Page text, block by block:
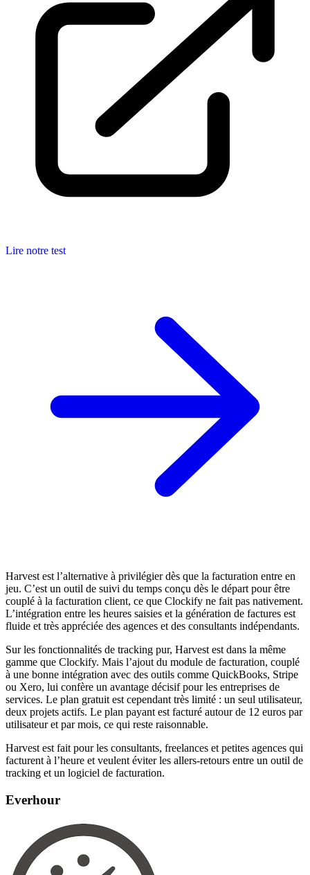
Lire notre test
Harvest est l’alternative à privilégier dès que la facturation entre en
jeu. C’est un outil de suivi du temps conçu dès le départ pour être
couplé à la facturation client, ce que Clockify ne fait pas nativement.
L’intégration entre les heures saisies et la génération de factures est
fluide et très appréciée des agences et des consultants indépendants.
Sur les fonctionnalités de tracking pur, Harvest est dans la même
gamme que Clockify. Mais l’ajout du module de facturation, couplé
à une bonne intégration avec des outils comme QuickBooks, Stripe
ou Xero, lui confère un avantage décisif pour les entreprises de
services. Le plan gratuit est cependant très limité : un seul utilisateur,
deux projets actifs. Le plan payant est facturé autour de 12 euros par
utilisateur et par mois, ce qui reste raisonnable.
Harvest est fait pour les consultants, freelances et petites agences qui
facturent à l’heure et veulent éviter les allers-retours entre un outil de
tracking et un logiciel de facturation.
Everhour